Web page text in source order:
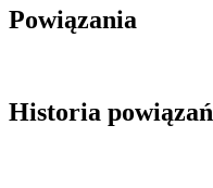
Powiązania
Historia powiązań